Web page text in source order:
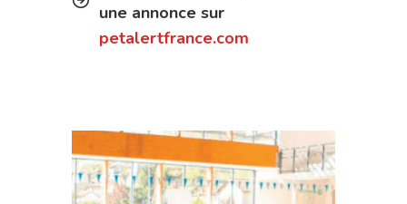
une annonce sur
petalertfrance.com